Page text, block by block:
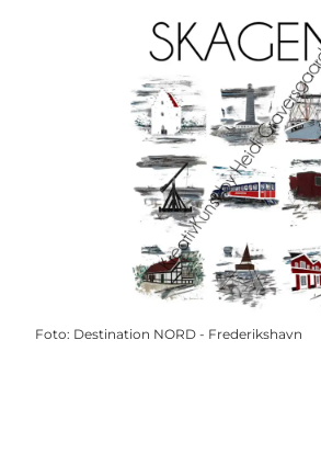
Foto: Destination NORD - Frederikshavn